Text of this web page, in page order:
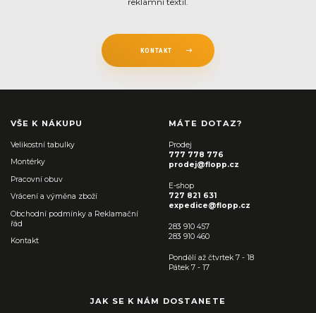
KONTAKT
VŠE K NÁKUPU
Velikostní tabulky
Montérky
Pracovní obuv
Vrácení a výměna zboží
Obchodní podmínky a Reklamační
řád
Kontakt
MÁTE DOTAZ?
Prodej
777 778 776
prodej@flopp.cz
E-shop
727 821 631
expedice@flopp.cz
283 910 457
283 910 460
Pondělí až čtvrtek 7 - 18
Pátek 7 - 17
JAK SE K NÁM DOSTANETE